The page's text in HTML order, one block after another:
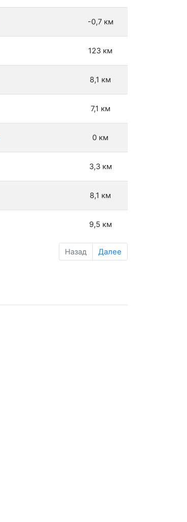
-0,7 км
123 км
8,1 км
7,1 км
0 км
3,3 км
8,1 км
9,5 км
Назад Далее